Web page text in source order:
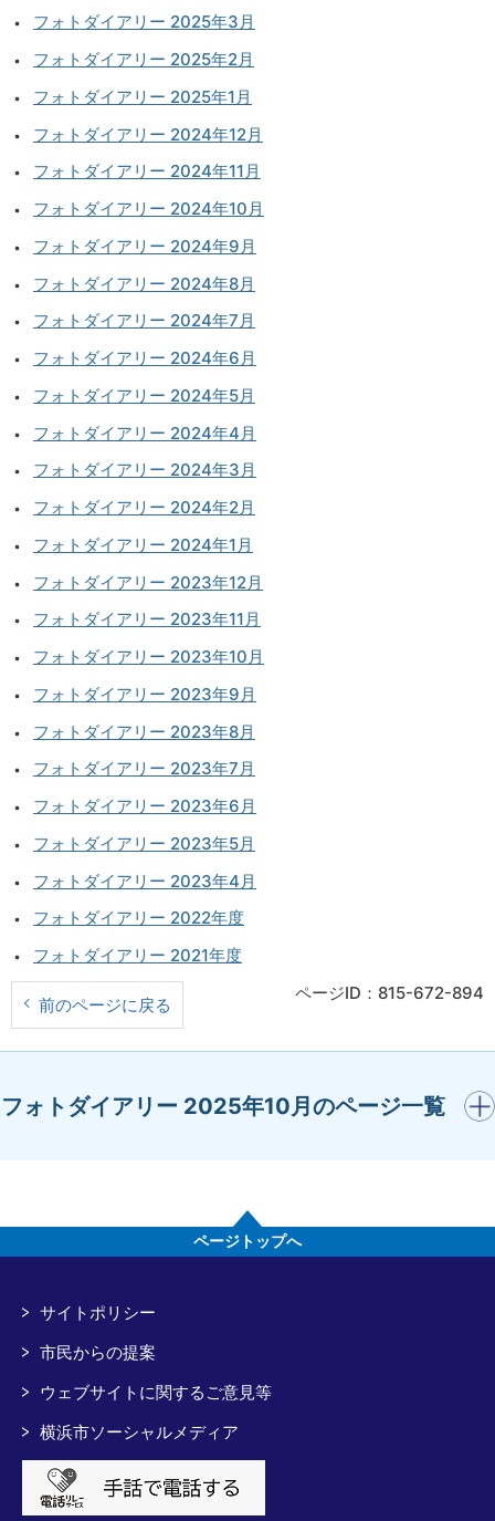
フォトダイアリー 2025年3月
フォトダイアリー 2025年2月
フォトダイアリー 2025年1月
フォトダイアリー 2024年12月
フォトダイアリー 2024年11月
フォトダイアリー 2024年10月
フォトダイアリー 2024年9月
フォトダイアリー 2024年8月
フォトダイアリー 2024年7月
フォトダイアリー 2024年6月
フォトダイアリー 2024年5月
フォトダイアリー 2024年4月
フォトダイアリー 2024年3月
フォトダイアリー 2024年2月
フォトダイアリー 2024年1月
フォトダイアリー 2023年12月
フォトダイアリー 2023年11月
フォトダイアリー 2023年10月
フォトダイアリー 2023年9月
フォトダイアリー 2023年8月
フォトダイアリー 2023年7月
フォトダイアリー 2023年6月
フォトダイアリー 2023年5月
フォトダイアリー 2023年4月
フォトダイアリー 2022年度
フォトダイアリー 2021年度
前のページに戻る
ページID：815-672-894
フォトダイアリー 2025年10月のページ一覧
開く
ページトップへ
サイトポリシー
市民からの提案
ウェブサイトに関するご意見等
横浜市ソーシャルメディア